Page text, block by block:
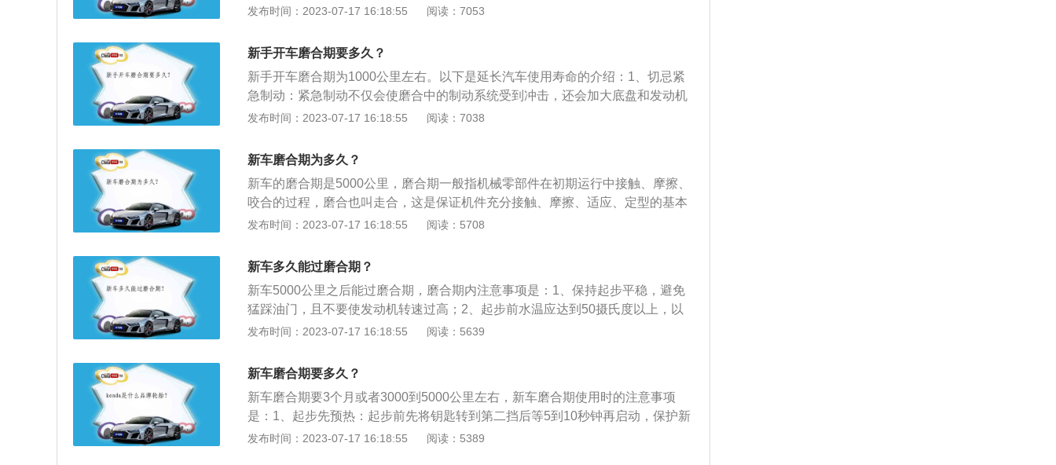
是保证机件充分接触、摩擦、适应、定型的基本里程。在这期间可以调整提升汽
由气环和油环组成，顾名思义，气环用来封气(防止气缸内的混合气或者废气进入
曲轴箱，以免发动机功率下降，并且防止对机油造成污染)，油环用来封油(因为
曲轴会将曲轴箱内的机油甩到气缸壁上，油环的作用是刮去这些机油)，不让机油
进入燃烧室而造成烧机油现象。
发布时间：2023-07-17 16:18:55 阅读：7053
新手开车磨合期要多久？
新手开车磨合期为1000公里左右。以下是延长汽车使用寿命的介绍：1、切忌紧
急制动：紧急制动不仅会使磨合中的制动系统受到冲击，还会加大底盘和发动机
的冲击负荷。因此小虎妞建议，在初次行驶的300公里内，最好不要紧急制动。
此，在初次行驶的1000公里内，一般载重量不要超过额定载荷的75%-80%。3、
尽量少跑长途：新车在磨合期就开始满载运行的话，会对机件造成损坏。因此，
在初次行驶的1000公里内，一般载重量不要超过额定载荷的75%-80%。4、不要
高速行驶：新手带着新车上路，务必要求稳为主，千万不要和老司机们飙车！其
实这是因为新车磨合期内也是有速度限制，国产车一般在40-70公里/时内，进口
行驶中要注意观察发动机转速表和车速表，确保在中速工作。一般情况下，磨合
期发动机转速应在2000-4000转/分。如果觉得这些数字太难记，那就稳妥的开60
码，肯定是没得问题。
发布时间：2023-07-17 16:18:55 阅读：7038
新车磨合期为多久？
新车的磨合期是5000公里，磨合期一般指机械零部件在初期运行中接触、摩擦、
咬合的过程，磨合也叫走合，这是保证机件充分接触、摩擦、适应、定型的基本
里程，在这期间可以调整提升汽车各部件适应环境的能力，并磨掉零件上的凸起
后的新车虽然已经进行过磨合，但是零件的表面依然较粗糙，有很多金属粒脱
落，这些金属粒不仅使零件间的磨损加剧，而且落入机油后还会使机油的质量下
降，影响了润滑的效果。
发布时间：2023-07-17 16:18:55 阅读：5708
新车多久能过磨合期？
新车5000公里之后能过磨合期，磨合期内注意事项是：1、保持起步平稳，避免
猛踩油门，且不要使发动机转速过高；2、起步前水温应达到50摄氏度以上，以
低挡起步，1公里以后换入高挡；3、行进中及时换挡，不要长时间使用一个挡
免过大震动、冲撞，制动前应先踩离合器；5、选用优质的燃油及机油，不宜使
用发动机耐磨添加剂。
发布时间：2023-07-17 16:18:55 阅读：5639
新车磨合期要多久？
新车磨合期要3个月或者3000到5000公里左右，新车磨合期使用时的注意事项
是：1、起步先预热：起步前先将钥匙转到第二挡后等5到10秒钟再启动，保护新
车发动机；2、不要紧急制动：紧急制动会使磨合中的制动系统受到冲击，加大
发布时间：2023-07-17 16:18:55 阅读：5389